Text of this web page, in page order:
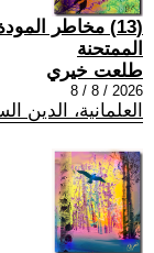
(13) مخاطر
الممتحنة
طلعت خيري
2026 / 8 / 8
العلمانية، الدين